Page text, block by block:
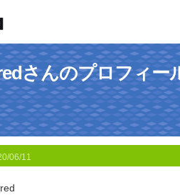
さんのプロフィー
06/11